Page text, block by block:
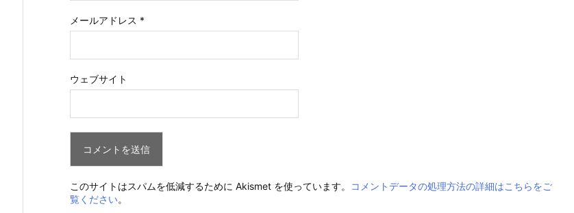
メールアドレス *
ウェブサイト
このサイトはスパムを低減するために Akismet を使っています。
コメントデータの処理方法の詳細はこちらをご
覧ください。